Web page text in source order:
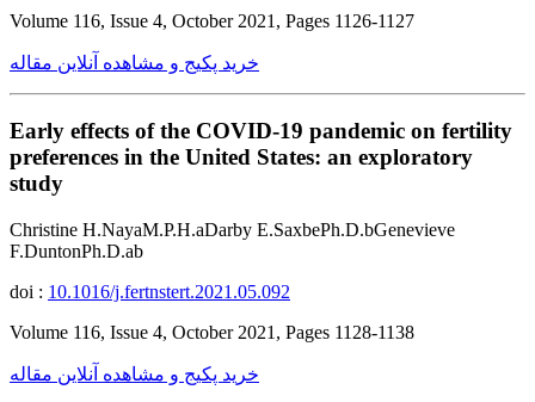
Volume 116, Issue 4, October 2021, Pages 1126-1127
خرید پکیج و مشاهده آنلاین مقاله
Early effects of the COVID-19 pandemic on fertility
preferences in the United States: an exploratory
study
Christine H.NayaM.P.H.aDarby E.SaxbePh.D.bGenevieve
F.DuntonPh.D.ab
doi : 10.1016/j.fertnstert.2021.05.092
Volume 116, Issue 4, October 2021, Pages 1128-1138
خرید پکیج و مشاهده آنلاین مقاله